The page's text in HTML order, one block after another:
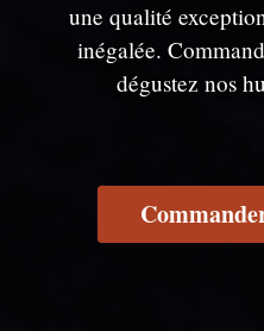
une qualité
inégalée.
dégustez nos